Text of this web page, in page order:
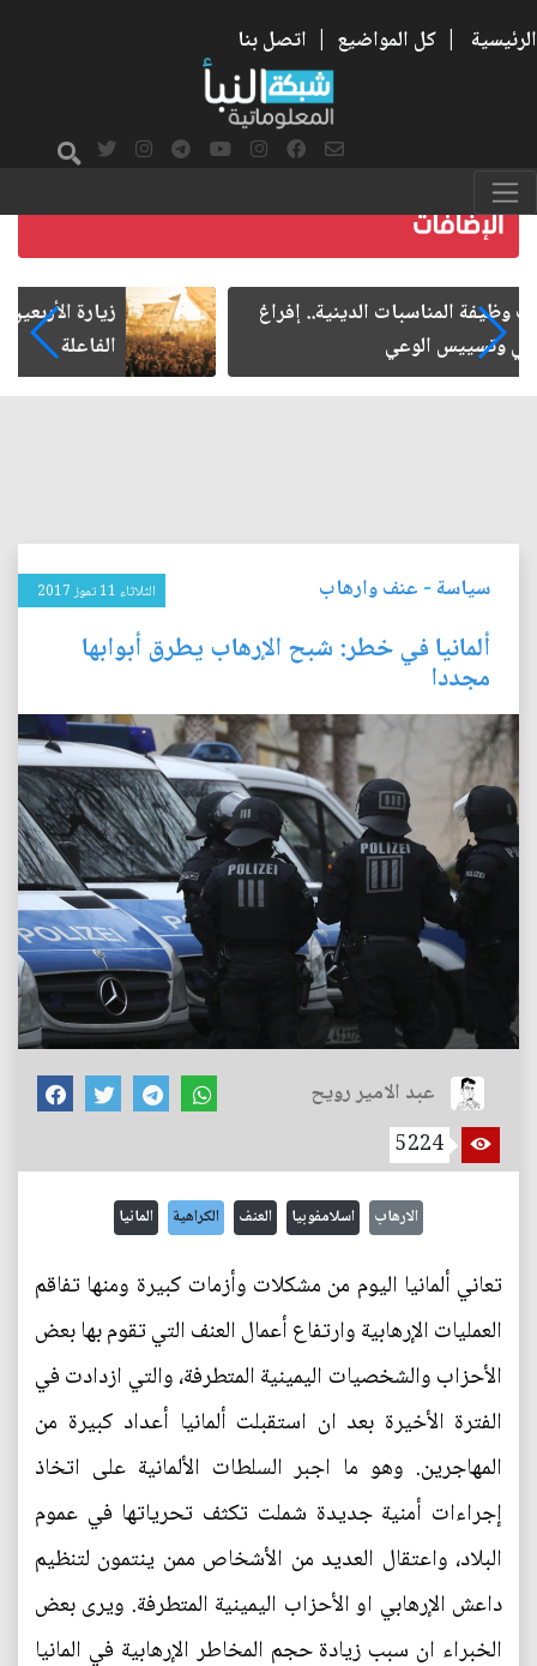
الرئيسية | كل المواضيع | اتصل بنا
زيارة الأربعين.. من الفاعلية المجتمعية إلى المواطنة
الفاعلة
سياسة- عنف وارهاب الثلاثاء 11 تموز 2017
ألمانيا في خطر: شبح الإرهاب يطرق أبوابها
مجددا
عبد الامير رويح
5224
الارهاب اسلامفوبيا العنف الكراهية المانيا
تعاني ألمانيا اليوم من مشكلات وأزمات كبيرة ومنها تفاقم
العمليات الإرهابية وارتفاع أعمال العنف التي تقوم بها بعض
الأحزاب والشخصيات اليمينية المتطرفة، والتي ازدادت في
الفترة الأخيرة بعد ان استقبلت ألمانيا أعداد كبيرة من
المهاجرين. وهو ما اجبر السلطات الألمانية على اتخاذ
إجراءات أمنية جديدة شملت تكثف تحرياتها في عموم
البلاد، واعتقال العديد من الأشخاص ممن ينتمون لتنظيم
داعش الإرهابي او الأحزاب اليمينية المتطرفة. ويرى بعض
الخبراء ان سبب زيادة حجم المخاطر الإرهابية في المانيا